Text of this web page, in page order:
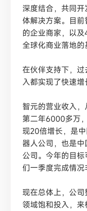
深度结合，共同
体解决方案。目
的企业商家，以
全球化商业落地的
在伙伴支持下，
入都实现了快速增
智元的营业收入
第二年6000多万
现20倍增长，是
器人公司，也是
公司。今年的目
们一季度完成情况
现在总体上，公
领域饱和投入，